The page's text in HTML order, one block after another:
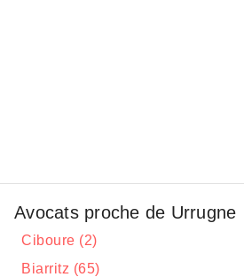
Avocats proche de Urrugne
Ciboure (2)
Biarritz (65)